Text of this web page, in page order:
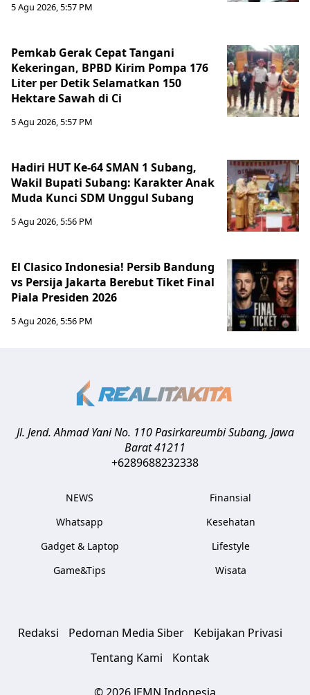
5 Agu 2026, 5:57 PM
Pemkab Gerak Cepat Tangani
Kekeringan, BPBD Kirim Pompa 176
Liter per Detik Selamatkan 150
Hektare Sawah di Ci
5 Agu 2026, 5:57 PM
Hadiri HUT Ke-64 SMAN 1 Subang,
Wakil Bupati Subang: Karakter Anak
Muda Kunci SDM Unggul Subang
5 Agu 2026, 5:56 PM
El Clasico Indonesia! Persib Bandung
vs Persija Jakarta Berebut Tiket Final
Piala Presiden 2026
5 Agu 2026, 5:56 PM
Jl. Jend. Ahmad Yani No. 110 Pasirkareumbi Subang, Jawa
Barat41211
+6289688232338
NEWS
Whatsapp
Gadget & Laptop
Game&Tips
Finansial
Kesehatan
Lifestyle
Wisata
Redaksi Pedoman Media Siber
Kebijakan Privasi
Tentang Kami
Kontak